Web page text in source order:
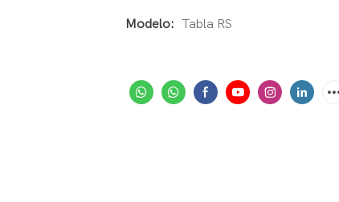
Modelo: Tabla RS